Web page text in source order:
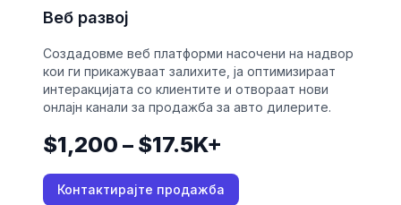
Веб развој
Создадовме веб платформи насочени на надвор
кои ги прикажуваат залихите, ја оптимизираат
интеракцијата со клиентите и отвораат нови
онлајн канали за продажба за авто дилерите.
$1,200 – $17.5K+
Контактирајте продажба